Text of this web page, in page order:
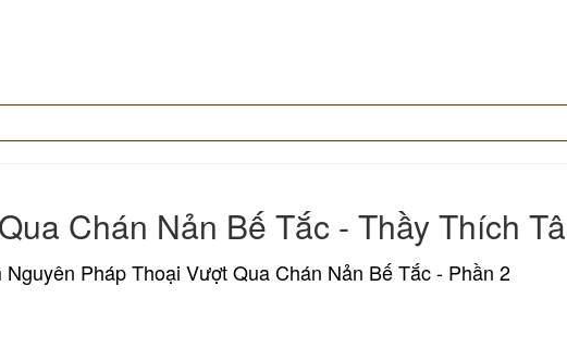
Chán Nản Bế Tắc - Thầy Thích
Pháp Thoại Vượt Qua Chán Nản Bế Tắc - Phần 2